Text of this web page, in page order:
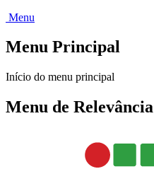
Menu
Menu Principal
Início do menu principal
Menu de Relevância